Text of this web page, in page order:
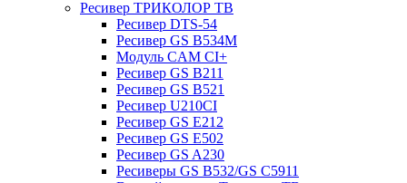
Ресивер ТРИКОЛОР ТВ
Ресивер DTS-54
Ресивер GS B534M
Модуль CAM CI+
Ресивер GS B211
Ресивер GS B521
Ресивер U210CI
Ресивер GS E212
Ресивер GS E502
Ресивер GS A230
Ресиверы GS B532/GS C5911